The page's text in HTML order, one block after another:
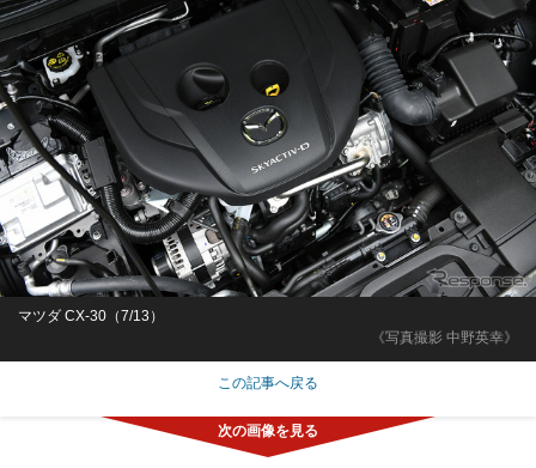
《写真撮影 中野英幸》
マツダ CX-30（7/13）
この記事へ戻る